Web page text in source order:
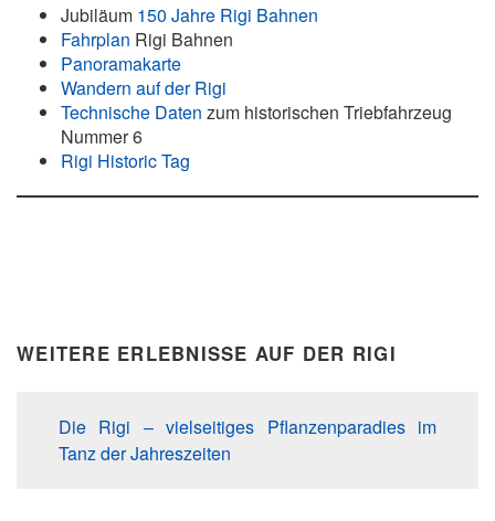
Jubiläum 150 Jahre Rigi Bahnen
Fahrplan Rigi Bahnen
Panoramakarte
Wandern auf der Rigi
Technische Daten zum historischen Triebfahrzeug
Nummer 6
Rigi Historic Tag
WEITERE ERLEBNISSE AUF DER RIGI
Die Rigi – vielseitiges Pflanzenparadies im
Tanz der Jahreszeiten